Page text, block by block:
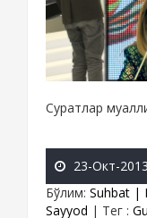
Суратлар
23-Окт-
Бўлим: Suhbat |
Sayyod | Тег :